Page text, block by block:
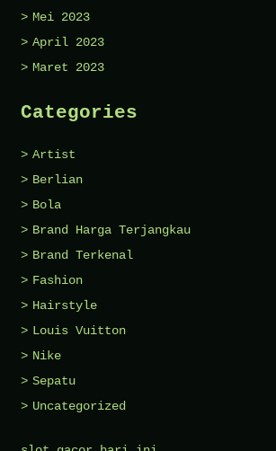
Mei 2023
April 2023
Maret 2023
Categories
Artist
Berlian
Bola
Brand Harga Terjangkau
Brand Terkenal
Fashion
Hairstyle
Louis Vuitton
Nike
Sepatu
Uncategorized